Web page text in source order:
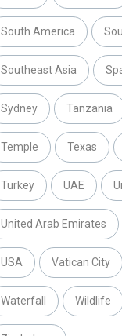
South America
Southeast Asia
Sydney Tanzania
Temple Texas
Turkey UAE
United Arab Emirates
USA Vatican City
Waterfall Wildlife